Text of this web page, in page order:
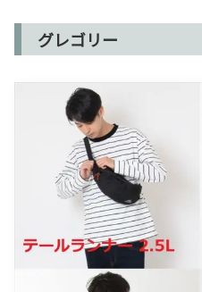
グレゴリー